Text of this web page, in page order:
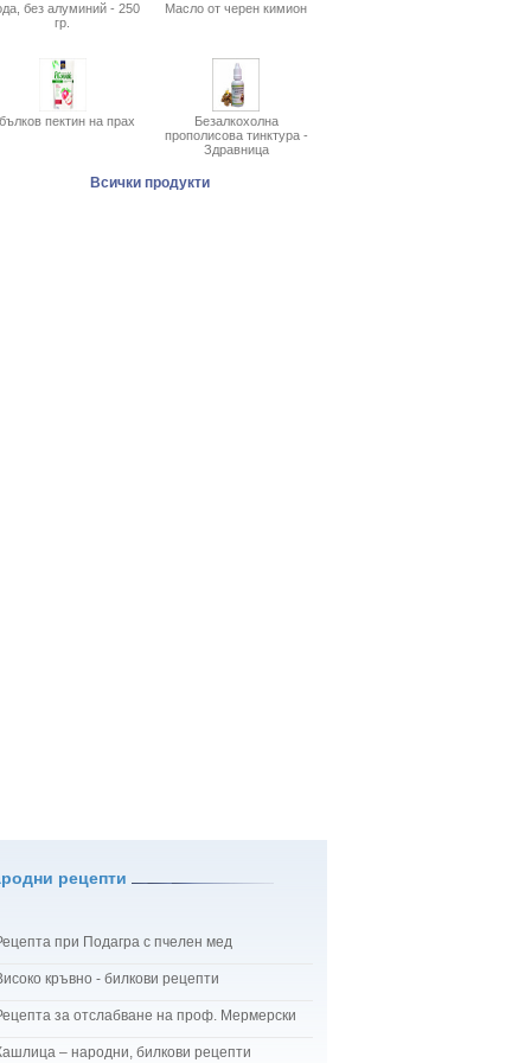
без алуминий - 250
гр.
Масло от черен кимион
пектин на прах
Безалкохолна
прополисова тинктура -
Здравница
Всички продукти
рецепти
при Подагра с пчелен мед
кръвно - билкови рецепти
за отслабване на проф. Мермерски
– народни, билкови рецепти